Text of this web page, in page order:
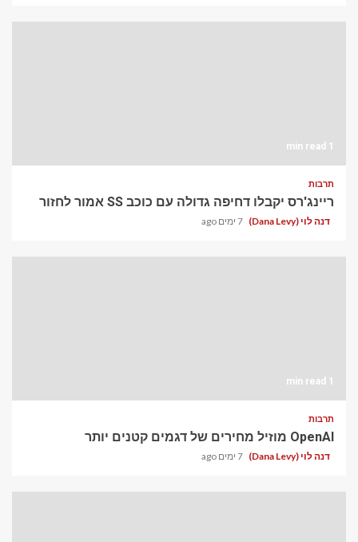
1 min read
תרבות
ריינג'רס יקבלו דחיפה גדולה עם כוכב SS אמור לחזור
דנה לוי (Dana Levy) 7 ימים ago
1 min read
תרבות
OpenAI מוזיל מחירים של דגמים קטנים יותר
דנה לוי (Dana Levy) 7 ימים ago